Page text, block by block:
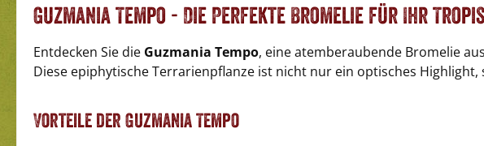
Guzmania Tempo - Die Perfekte Bromelie für Ihr
Entdecken Sie die Guzmania Tempo, eine atemberaubende Bromelie
Diese epiphytische Terrarienpflanze ist nicht nur ein optisches
Vorteile der Guzmania Tempo